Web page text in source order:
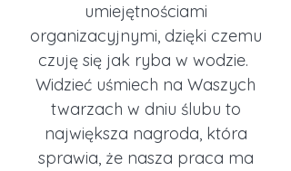
umiejętnościami
organizacyjnymi, dzięki czemu
czuję się jak ryba w wodzie.
Widzieć uśmiech na Waszych
twarzach w dniu ślubu to
największa nagroda, która
sprawia, że nasza praca ma